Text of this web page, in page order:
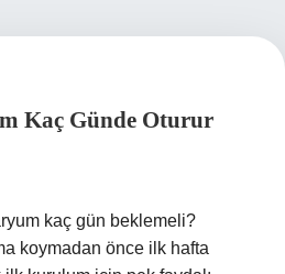
Kaç Günde Oturur
kaç gün beklemeli?
koymadan önce ilk hafta